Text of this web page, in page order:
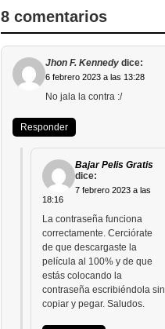
8 comentarios
Jhon F. Kennedy dice:
6 febrero 2023 a las 13:28
No jala la contra :/
Responder
Bajar Pelis Gratis
dice:
7 febrero 2023 a las
18:16
La contraseña funciona
correctamente. Cerciórate
de que descargaste la
película al 100% y de que
estás colocando la
contraseña escribiéndola sin
copiar y pegar. Saludos.